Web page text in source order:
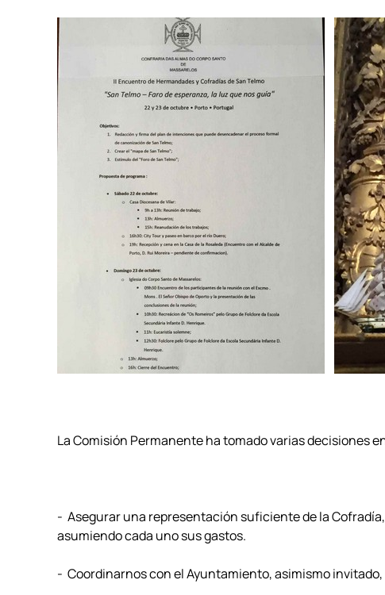
La Comisión Permanente ha tomado varias decisiones
- Asegurar una representación suficiente de la
asumiendo cada uno sus gastos.
- Coordinarnos con el Ayuntamiento, asimismo